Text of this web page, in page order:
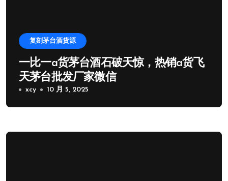
复刻茅台酒货源
一比一a货茅台酒石破天惊，热销a货飞
天茅台批发厂家微信
xcy 10 月 5, 2025